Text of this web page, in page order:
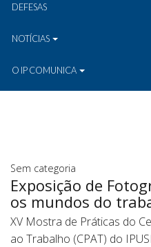
DEFESAS
NOTÍCIAS
O IP COMUNICA
Sem categoria
Exposição de
os mundos do
XV Mostra de Práticas do
ao Trabalho (CPAT) do